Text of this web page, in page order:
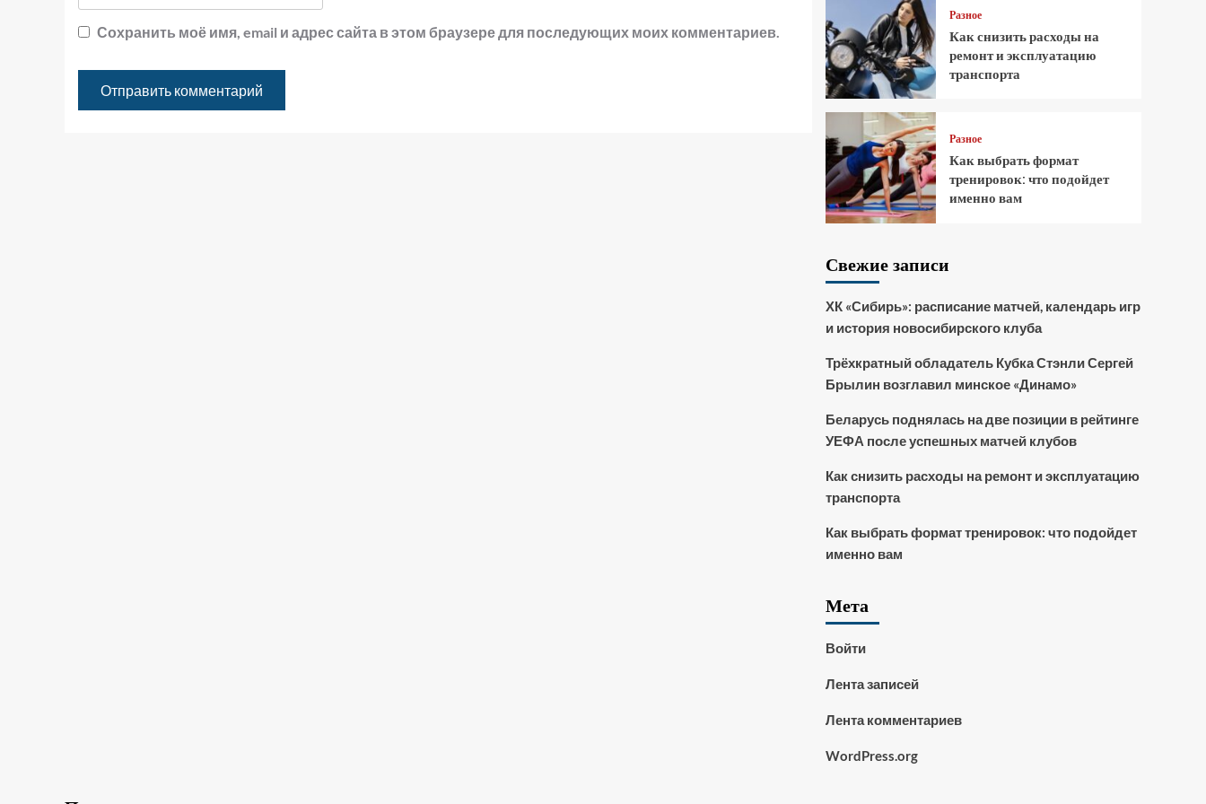
Сохранить моё имя, email и адрес сайта в этом браузере для последующих моих комментариев.
Разное
Как снизить расходы на
ремонт и эксплуатацию
транспорта
Разное
Как выбрать формат
тренировок: что подойдет
именно вам
Свежие записи
ХК «Сибирь»: расписание матчей, календарь игр
и история новосибирского клуба
Трёхкратный обладатель Кубка Стэнли Сергей
Брылин возглавил минское «Динамо»
Беларусь поднялась на две позиции в рейтинге
УЕФА после успешных матчей клубов
Как снизить расходы на ремонт и эксплуатацию
транспорта
Как выбрать формат тренировок: что подойдет
именно вам
Мета
Войти
Лента записей
Лента комментариев
WordPress.org